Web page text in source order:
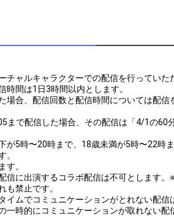
チャルキャラクターでの配信を行っていた
時間は1日3時間以内とします。
場合、配信回数と配信時間については配信
まで配信した場合、その配信は「4/1の60
が5時〜20時まで、18歳未満が5時〜22時ま
。
す。
信に出演するコラボ配信は不可とします。
も禁止です。
イムでコミュニケーションがとれない配信
一時的にコミュニケーションが取れない配